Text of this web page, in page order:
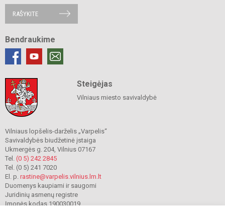
RAŠYKITE
Bendraukime
Steigėjas
Vilniaus miesto savivaldybė
Vilniaus lopšelis-darželis „Varpelis“
Savivaldybės biudžetinė įstaiga
Ukmergės g. 204, Vilnius 07167
Tel. (0 5) 242 2845
Tel. (0 5) 241 7020
El. p. rastine@varpelis.vilnius.lm.lt
Duomenys kaupiami ir saugomi
Juridinių asmenų registre
Įmonės kodas 190030019